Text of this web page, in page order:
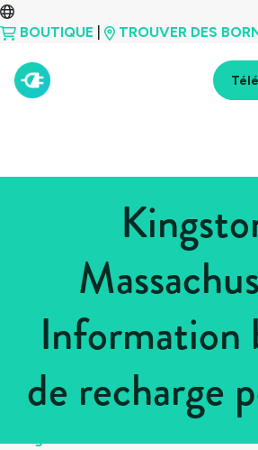
BOUTIQUE TROUVER DES
Information
de recharge
États-Unis >